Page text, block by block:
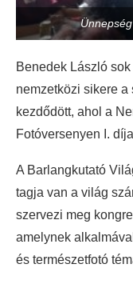
Benedek László
nemzetközi sikere
kezdődött, ahol a
Fotóversenyen I.
A Barlangkutató
tagja van a világ
szervezi meg
amelynek
és természetfotó